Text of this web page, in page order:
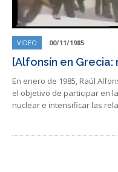
VIDEO 00/11/1985
[Alfonsín en
En enero de 1985, Raúl
el objetivo de participar en
nuclear e intensificar las